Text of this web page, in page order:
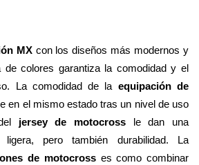
MX con los diseños más modernos y
de colores garantiza la comodidad y el
La comodidad de la equipación de
en el mismo estado tras un nivel de uso
jersey de motocross le dan una
pero también durabilidad. La
de motocross es como combinar